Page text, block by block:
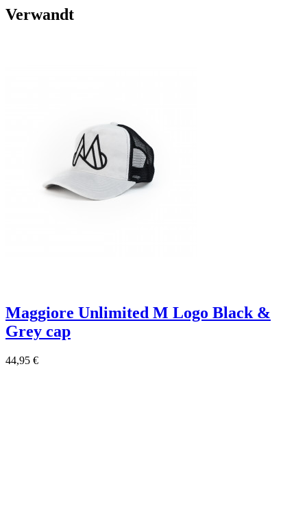
Verwandt
Maggiore Unlimited M Logo Black &
Grey cap
44,95 €